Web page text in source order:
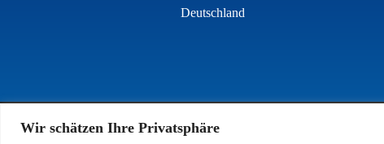
Wir schätzen Ihre Privatsphäre
Deutschland